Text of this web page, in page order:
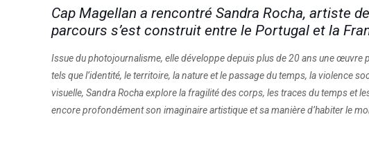
Cap Magellan a rencontré Sandra Rocha, artiste
parcours s’est construit entre le Portugal et la
Issue du photojournalisme, elle développe depuis plus de 20 ans une
tels que l’identité, le territoire, la nature et le passage du temps, la violence
visuelle, Sandra Rocha explore la fragilité des corps, les traces du temps et
encore profondément son imaginaire artistique et sa manière d’habiter le